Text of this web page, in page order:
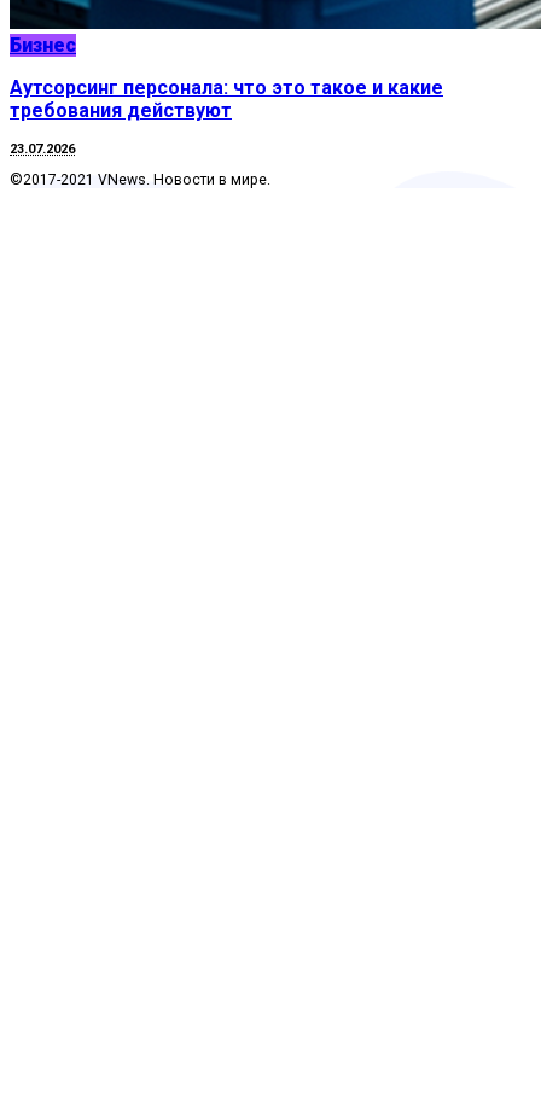
Бизнес
Аутсорсинг персонала: что это такое и какие
требования действуют
23.07.2026
©2017-2021 VNews. Новости в мире.